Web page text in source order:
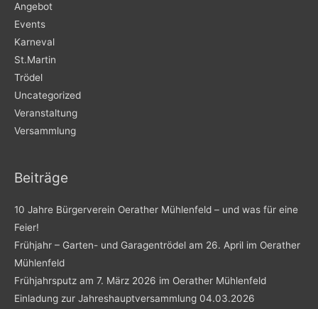
Angebot
Events
Karneval
St.Martin
Trödel
Uncategorized
Veranstaltung
Versammlung
Beiträge
10 Jahre Bürgerverein Oerather Mühlenfeld – und was für eine
Feier!
Frühjahr – Garten- und Garagentrödel am 26. April im Oerather
Mühlenfeld
Frühjahrsputz am 7. März 2026 im Oerather Mühlenfeld
Einladung zur Jahreshauptversammlung 04.03.2026